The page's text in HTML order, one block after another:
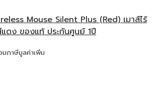
Mouse Silent Plus (Red) เมาส์ไร้
ดง ของแท้ ประกันศูนย์ 1ปี
มภาษีมูลค่าเพิ่ม